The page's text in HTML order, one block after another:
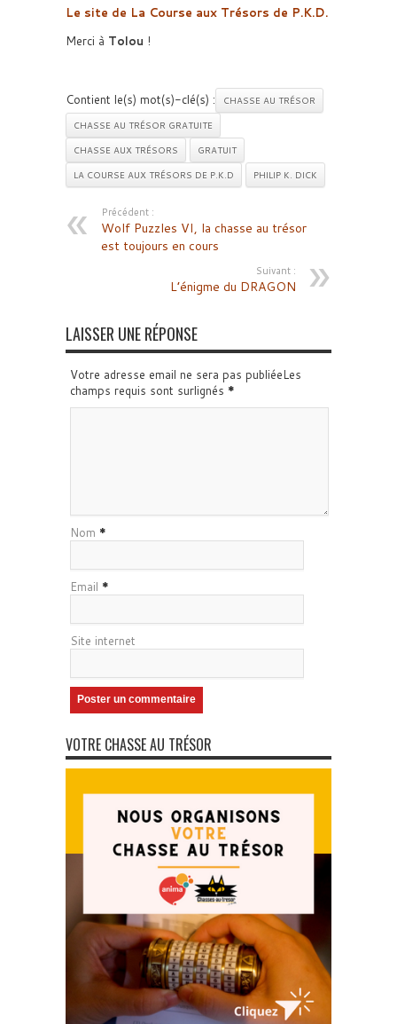
Le site de La Course aux Trésors de P.K.D.
Merci à Tolou !
Contient le(s) mot(s)-clé(s) :
CHASSE AU TRÉSOR
CHASSE AU TRÉSOR GRATUITE
CHASSE AUX TRÉSORS
GRATUIT
LA COURSE AUX TRÉSORS DE P.K.D
PHILIP K. DICK
Précédent :
Wolf Puzzles VI, la chasse au trésor
est toujours en cours
Suivant :
L’énigme du DRAGON
LAISSER UNE RÉPONSE
Votre adresse email ne sera pas publiéeLes
champs requis sont surlignés *
Nom *
Email *
Site internet
VOTRE CHASSE AU TRÉSOR